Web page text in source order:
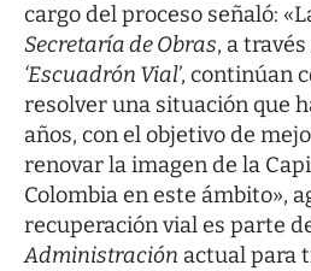
cargo del proceso señaló:
Secretaría de Obras, a
‘Escuadrón Vial’, continúan
resolver una situación que
años, con el objetivo de
renovar la imagen de la
Colombia en este ámbito»,
recuperación vial es parte
Administración actual para